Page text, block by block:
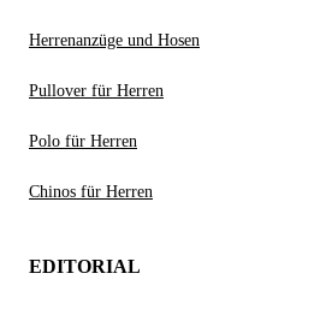
Herrenanzüge und Hosen
Pullover für Herren
Polo für Herren
Chinos für Herren
EDITORIAL